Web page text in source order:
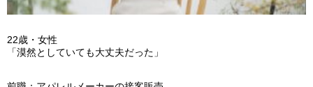
22歳・女性
「漠然としていても大丈夫だった」